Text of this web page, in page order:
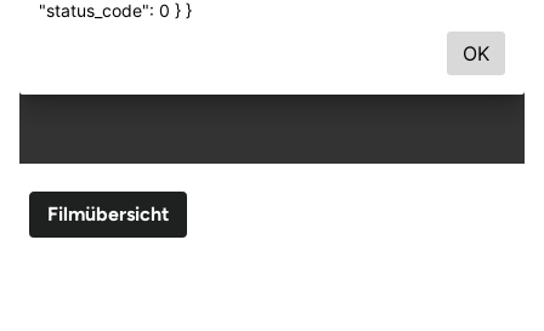
Filmübersicht